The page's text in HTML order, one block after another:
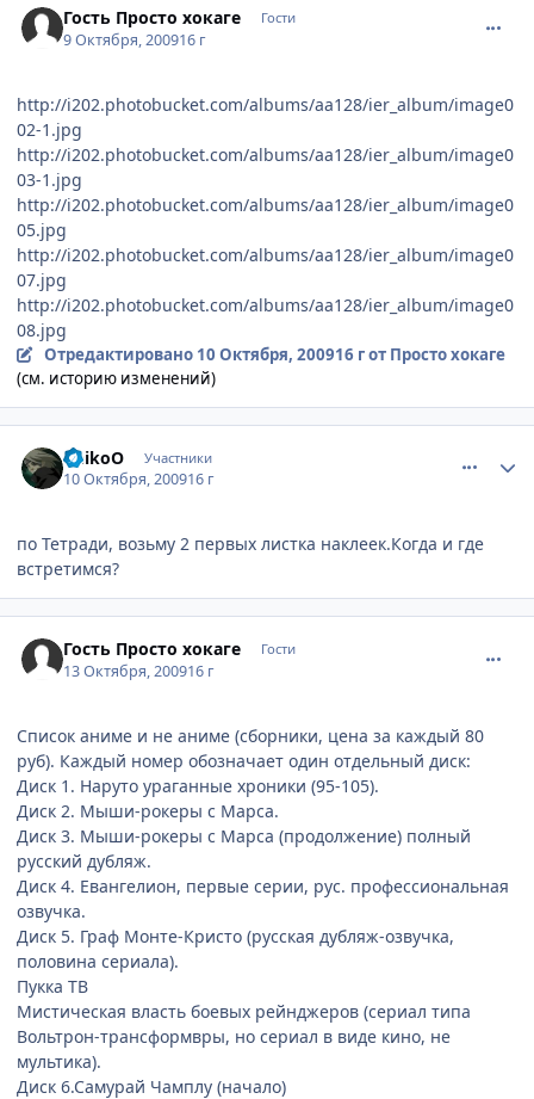
Гость Просто хокаге Гости
9 Октября, 200916 г
http://i202.photobucket.com/albums/aa128/ier_album/image0
02-1.jpg
http://i202.photobucket.com/albums/aa128/ier_album/image0
03-1.jpg
http://i202.photobucket.com/albums/aa128/ier_album/image0
05.jpg
http://i202.photobucket.com/albums/aa128/ier_album/image0
07.jpg
http://i202.photobucket.com/albums/aa128/ier_album/image0
08.jpg
Отредактировано 10 Октября, 200916 гот Просто хокаге
(см. историю изменений)
DeikoO Участники
10 Октября, 200916 г
по Тетради, возьму 2 первых листка наклеек.Когда и где
встретимся?
Гость Просто хокаге Гости
13 Октября, 200916 г
Список аниме и не аниме (сборники, цена за каждый 80
руб). Каждый номер обозначает один отдельный диск:
Диск 1. Наруто ураганные хроники (95-105).
Диск 2. Мыши-рокеры с Марса.
Диск 3. Мыши-рокеры с Марса (продолжение) полный
русский дубляж.
Диск 4. Евангелион, первые серии, рус. профессиональная
озвучка.
Диск 5. Граф Монте-Кристо (русская дубляж-озвучка,
половина сериала).
Пукка ТВ
Мистическая власть боевых рейнджеров (сериал типа
Вольтрон-трансформвры, но сериал в виде кино, не
мультика).
Диск 6.Самурай Чамплу (начало)